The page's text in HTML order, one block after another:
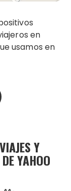
en
usamos en
Y
YAHOO